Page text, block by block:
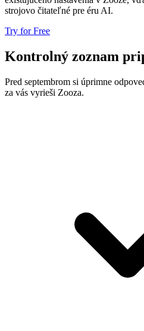
strojovo čitateľné pre éru AI.
Try for Free
Kontrolný zoznam
Pred septembrom si úprimne
za vás vyrieši Zooza.